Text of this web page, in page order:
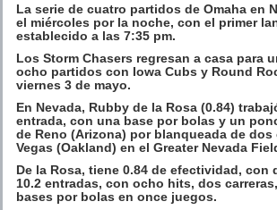
La serie de cuatro partidos de Omaha en
el miércoles por la noche, con el primer
establecido a las 7:35 pm.
Los Storm Chasers regresan a casa para
ocho partidos con Iowa Cubs y Round
viernes 3 de mayo.
En Nevada, Rubby de la Rosa (0.84)
entrada, con una base por bolas y un
de Reno (Arizona) por blanqueada de dos
Vegas (Oakland) en el Greater Nevada
De la Rosa, tiene 0.84 de efectividad, con
10.2 entradas, con ocho hits, dos
bases por bolas en once juegos.